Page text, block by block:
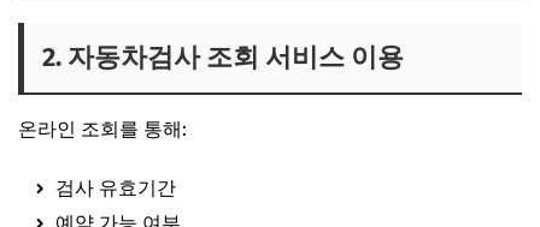
2. 자동차검사 조회 서비스 이용
온라인 조회를 통해:
검사 유효기간